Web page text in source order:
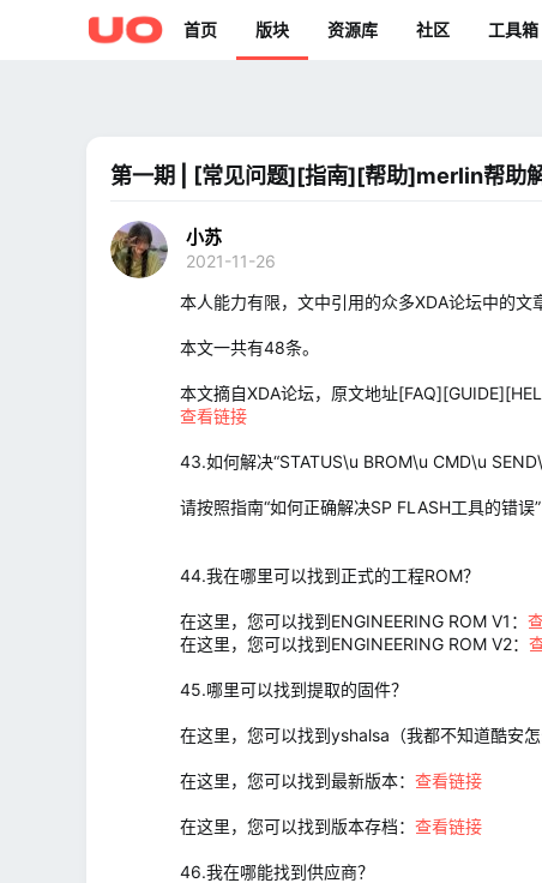
首页 版块 资源库 社区 工具箱
第一期 | [常见问题][指南][帮助]merlin帮助
小苏
2021-11-26
本人能力有限，文中引用的众多XDA论坛中的文
本文一共有48条。
本文摘自XDA论坛，原文地址
查看链接
43.如何解决“STATUS\u BROM\u CMD\u
请按照指南“如何正确解决SP FLASH工具的错误”
44.我在哪里可以找到正式的工程ROM？
在这里，您可以找到ENGINEERING ROM V1：
在这里，您可以找到ENGINEERING ROM V2：
45.哪里可以找到提取的固件？
在这里，您可以找到yshalsa（我都不知道酷安
在这里，您可以找到最新版本： 查看链接
在这里，您可以找到版本存档： 查看链接
46.我在哪能找到供应商？